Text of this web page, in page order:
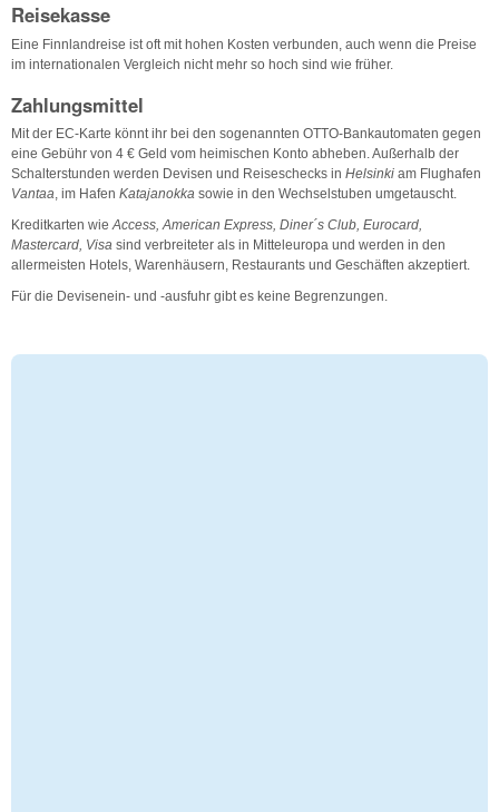
Reisekasse
Eine Finnlandreise ist oft mit hohen Kosten verbunden, auch wenn die Preise
im internationalen Vergleich nicht mehr so hoch sind wie früher.
Zahlungsmittel
Mit der EC-Karte könnt ihr bei den sogenannten OTTO-Bankautomaten gegen
eine Gebühr von 4 € Geld vom heimischen Konto abheben. Außerhalb der
Schalterstunden werden Devisen und Reiseschecks in Helsinki am Flughafen
Vantaa, im Hafen Katajanokka sowie in den Wechselstuben umgetauscht.
Kreditkarten wieAccess, American Express, Diner´s Club, Eurocard,
Mastercard, Visa sind verbreiteter als in Mitteleuropa und werden in den
allermeisten Hotels, Warenhäusern, Restaurants und Geschäften akzeptiert.
Für die Devisenein- und -ausfuhr gibt es keine Begrenzungen.